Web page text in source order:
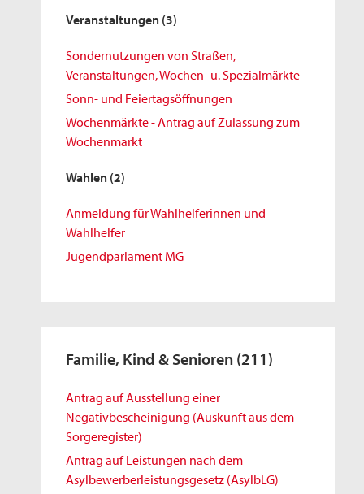
Veranstaltungen (3)
Sondernutzungen von Straßen,
Veranstaltungen, Wochen- u. Spezialmärkte
Sonn- und Feiertagsöffnungen
Wochenmärkte - Antrag auf Zulassung zum
Wochenmarkt
Wahlen (2)
Anmeldung für Wahlhelferinnen und
Wahlhelfer
Jugendparlament MG
Familie, Kind & Senioren (211)
Antrag auf Ausstellung einer
Negativbescheinigung (Auskunft aus dem
Sorgeregister)
Antrag auf Leistungen nach dem
Asylbewerberleistungsgesetz (AsylbLG)